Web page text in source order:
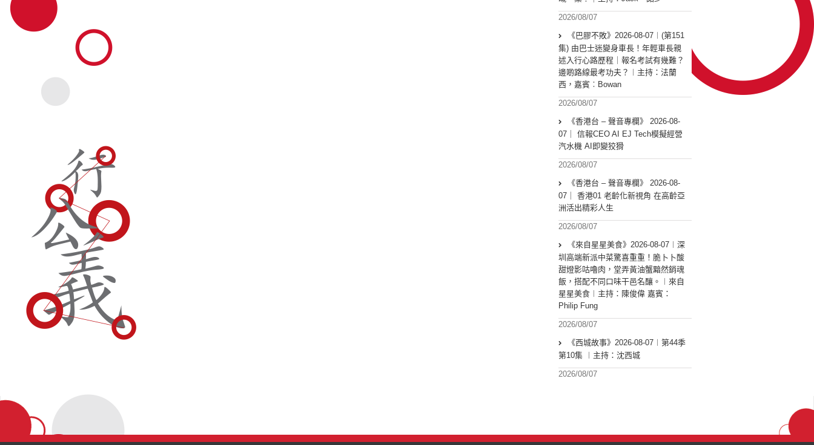
2026/08/07
《巴膠不敗》2026-08-07︱(第151
集) 由巴士迷變身車長！年輕車長親
述入行心路歷程｜報名考試有幾難？
邊啲路線最考功夫？︱主持：法蘭
西，嘉賓︰Bowan
2026/08/07
《香港台 – 聲音專欄》 2026-08-
07｜ 信報CEO AI EJ Tech模擬經營
汽水機 AI即變狡猾
2026/08/07
《香港台 – 聲音專欄》 2026-08-
07｜ 香港01 老齡化新視角 在高齡亞
洲活出精彩人生
2026/08/07
《來自星星美食》2026-08-07︱深
圳高端新派中菜驚喜重重！脆卜卜酸
甜燈影咕嚕肉，堂弄黃油蟹黯然銷魂
飯，搭配不同口味干邑名釀。︱來自
星星美食︱主持：陳俊偉 嘉賓：
Philip Fung
2026/08/07
《西城故事》2026-08-07︱第44季
第10集 ︱主持：沈西城
2026/08/07